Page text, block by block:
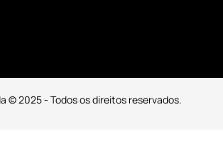
© 2025 - Todos os direitos reservados.